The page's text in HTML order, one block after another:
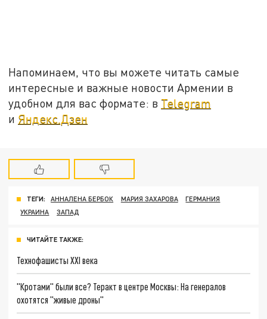
Напоминаем, что вы можете читать самые
интересные и важные новости Армении в
удобном для вас формате: в Telegram
и Яндекс.Дзен
ТЕГИ: АННАЛЕНА БЕРБОК МАРИЯ ЗАХАРОВА
ГЕРМАНИЯ
УКРАИНА
ЗАПАД
ЧИТАЙТЕ ТАКЖЕ:
Технофашисты XXI века
"Кротами" были все? Теракт в центре Москвы: На генералов
охотятся "живые дроны"